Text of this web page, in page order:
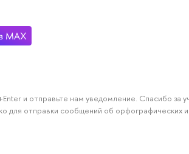
и отправьте нам уведомление. Спасибо за
для отправки сообщений об орфографических и